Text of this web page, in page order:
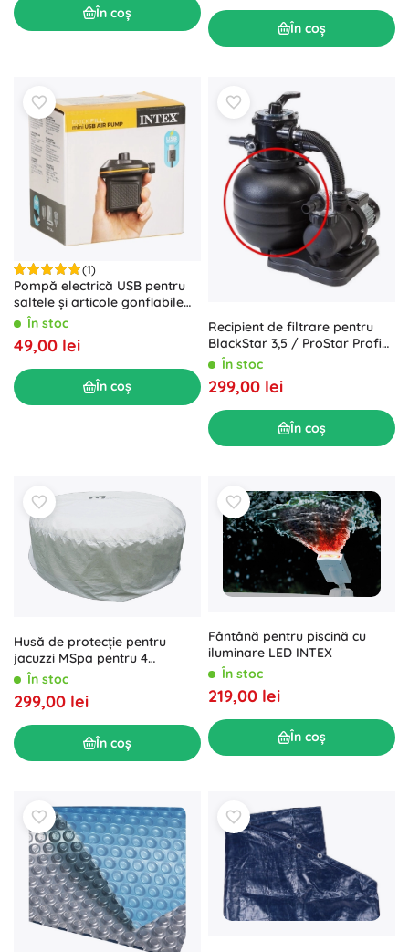
În coș
În coș
(1)
Pompă electrică USB pentru
saltele și articole gonflabile
de piscină INTEX Quick-Fill 5V
În stoc
49,00 lei
În coș
Recipient de filtrare pentru
BlackStar 3,5 / ProStar Profi
3,5 / BlackStar 4
În stoc
299,00 lei
În coș
Husă de protecție pentru
jacuzzi MSpa pentru 4
persoane
În stoc
299,00 lei
În coș
Fântână pentru piscină cu
iluminare LED INTEX
În stoc
219,00 lei
În coș